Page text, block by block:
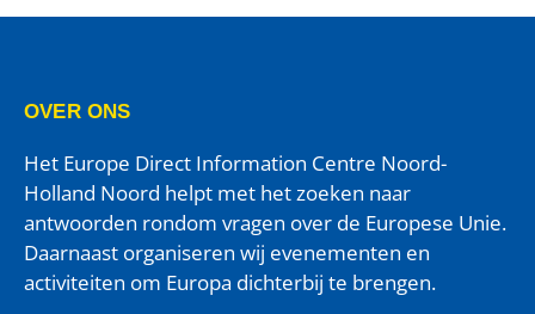
OVER ONS
Het Europe Direct Information Centre Noord-
Holland Noord helpt met het zoeken naar
antwoorden rondom vragen over de Europese Unie.
Daarnaast organiseren wij evenementen en
activiteiten om Europa dichterbij te brengen.